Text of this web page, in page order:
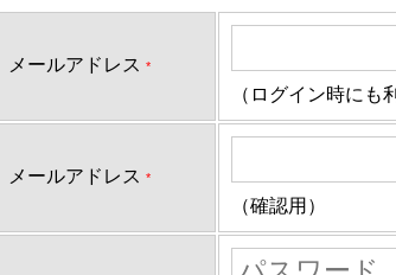
メールアドレス*
（ログイン時にも
メールアドレス*
（確認用）